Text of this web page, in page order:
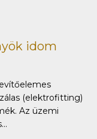
idom
(elektrofitting)
Az üzemi